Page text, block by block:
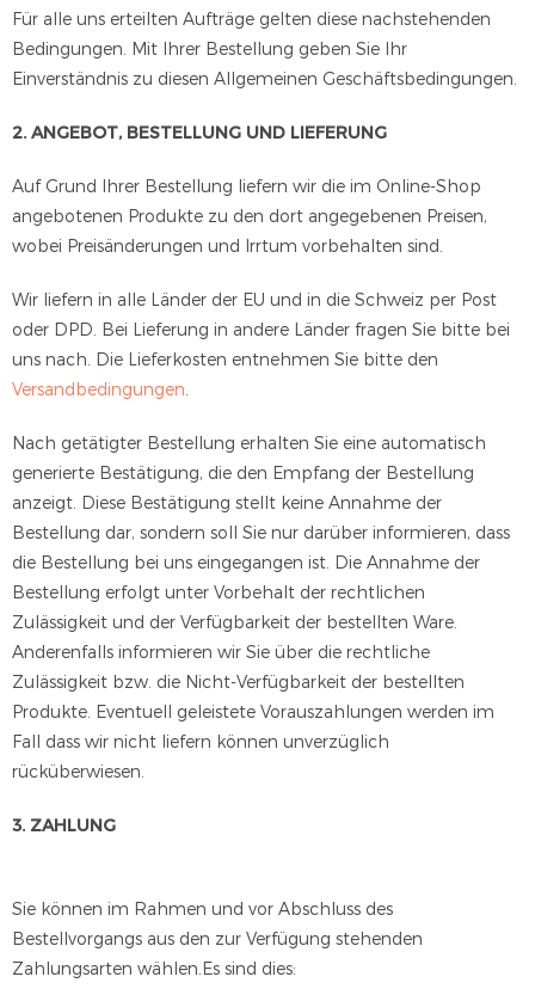
Für alle uns erteilten Aufträge gelten diese nachstehenden
Bedingungen. Mit Ihrer Bestellung geben Sie Ihr
Einverständnis zu diesen Allgemeinen Geschäftsbedingungen.
2. ANGEBOT, BESTELLUNG UND LIEFERUNG
Auf Grund Ihrer Bestellung liefern wir die im Online-Shop
angebotenen Produkte zu den dort angegebenen Preisen,
wobei Preisänderungen und Irrtum vorbehalten sind.
Wir liefern in alle Länder der EU und in die Schweiz per Post
oder DPD. Bei Lieferung in andere Länder fragen Sie bitte bei
uns nach. Die Lieferkosten entnehmen Sie bitte den
Versandbedingungen
Nach getätigter Bestellung erhalten Sie eine automatisch
generierte Bestätigung, die den Empfang der Bestellung
anzeigt. Diese Bestätigung stellt keine Annahme der
Bestellung dar, sondern soll Sie nur darüber informieren, dass
die Bestellung bei uns eingegangen ist. Die Annahme der
Bestellung erfolgt unter Vorbehalt der rechtlichen
Zulässigkeit und der Verfügbarkeit der bestellten Ware.
Anderenfalls informieren wir Sie über die rechtliche
Zulässigkeit bzw. die Nicht-Verfügbarkeit der bestellten
Produkte. Eventuell geleistete Vorauszahlungen werden im
Fall dass wir nicht liefern können unverzüglich
rücküberwiesen.
3. ZAHLUNG
Sie können im Rahmen und vor Abschluss des
Bestellvorgangs aus den zur Verfügung stehenden
Zahlungsarten wählen.Es sind dies: